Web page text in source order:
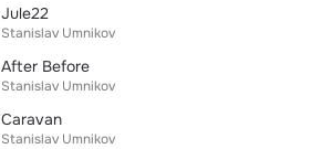
Jule22
Stanislav Umnikov
After Before
Stanislav Umnikov
Caravan
Stanislav Umnikov